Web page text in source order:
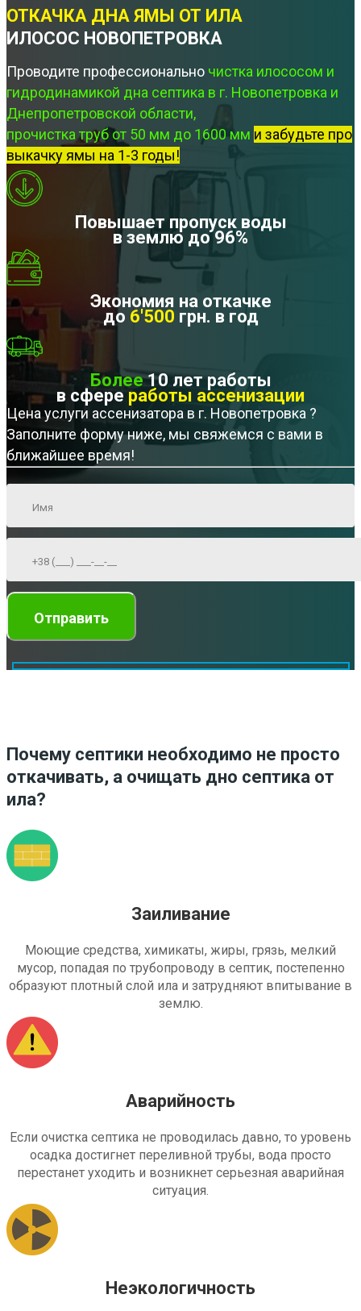
ОТКАЧКА ДНА ЯМЫ ОТ ИЛА
ИЛОСОС НОВОПЕТРОВКА
Проводите профессионально чистка илососом и
гидродинамикой дна септика в г. Новопетровка и
Днепропетровской области,
прочистка труб от 50 мм до 1600 мм и забудьте про
выкачку ямы на 1-3 годы!
Повышает пропуск воды
в землю до 96%
Экономия на откачке
до 6'500 грн. в год
Более10 лет работы
в сфере работы ассенизации
Цена услуги ассенизатора в г. Новопетровка ?
Заполните форму ниже, мы свяжемся с вами в
ближайшее время!
Почему септики необходимо не просто
откачивать, а очищать дно септика от
ила?
Заиливание
Моющие средства, химикаты, жиры, грязь, мелкий
мусор, попадая по трубопроводу в септик, постепенно
образуют плотный слой ила и затрудняют впитывание в
землю.
Аварийность
Если очистка септика не проводилась давно, то уровень
осадка достигнет переливной трубы, вода просто
перестанет уходить и возникнет серьезная аварийная
ситуация.
Неэкологичность